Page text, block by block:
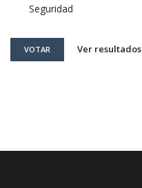
Seguridad
VOTAR Ver resultados